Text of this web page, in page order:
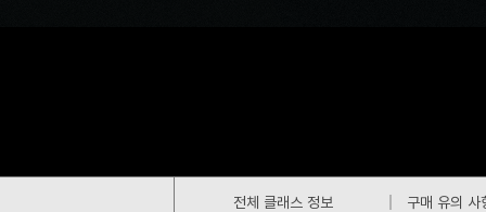
전체 클래스 정보 구매 유의